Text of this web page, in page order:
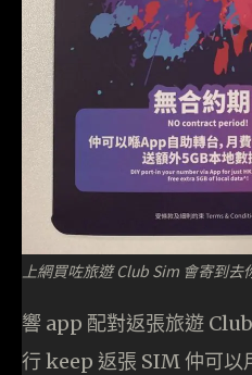
上網買咗旅遊 Club Sim 會寄到去
響 app 配對返張旅遊
行 keep 返張 SIM 仲可以